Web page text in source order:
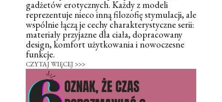
gadżetów erotycznych. Każdy z modeli
reprezentuje nieco inną filozofię stymulacji, ale
wspólnie łączą je cechy charakterystyczne serii:
materiały przyjazne dla ciała, dopracowany
design, komfort użytkowania i nowoczesne
funkcje.
CZYTAJ WIĘCEJ >>>